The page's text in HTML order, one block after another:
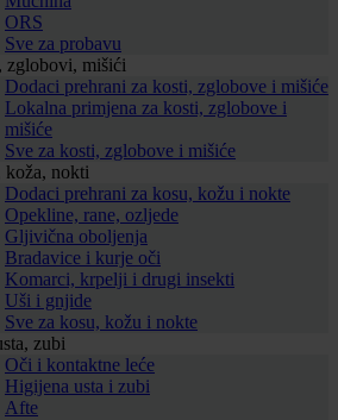
ORS
Sve za probavu
zglobovi, mišići
Dodaci prehrani za kosti, zglobove i mišiće
Lokalna primjena za kosti, zglobove i
mišiće
Sve za kosti, zglobove i mišiće
koža, nokti
Dodaci prehrani za kosu, kožu i nokte
Opekline, rane, ozljede
Gljivična oboljenja
Bradavice i kurje oči
Komarci, krpelji i drugi insekti
Uši i gnjide
Sve za kosu, kožu i nokte
zubi
Oči i kontaktne leće
Higijena usta i zubi
Afte